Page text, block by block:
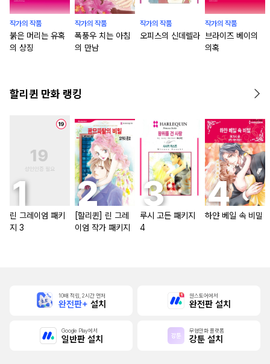
작가의 작품
붉은 머리는 유혹
의 상징
작가의 작품
폭풍우 치는 아침
의 만남
작가의 작품
오피스의 신데렐라
작가의 작품
브라이즈 베이의
의혹
할리퀸 만화 랭킹
린 그레이엄 패키
지 3
[할리퀸] 린 그레
이엄 작가 패키지
루시 고든 패키지
4
하얀 베일 속 비밀
10배 적립, 2시간 먼저
완전판+ 설치
원스토어에서
완전판 설치
Google Play에서
일반판 설치
무협만화 플랫폼
강툰 설치